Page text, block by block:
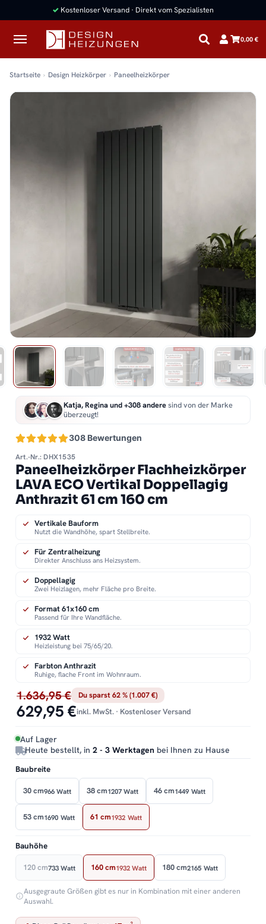
✓ Kostenloser Versand · Direkt vom Spezialisten
0,00 €
Startseite Design Heizkörper Paneelheizkörper
308 Bewertungen
Katja, Regina und +308 anderesind von der Marke
überzeugt!
Art.-Nr.: DHX1535
Paneelheizkörper Flachheizkörper
LAVA ECO Vertikal Doppellagig
Anthrazit 61 cm 160 cm
1.636,95 € Du sparst 62 % (1.007 €)
629,95 €inkl. MwSt. · Kostenloser Versand
Auf Lager
Heute bestellt, in 2 - 3 Werktagen bei Ihnen zu Hause
Vertikale Bauform
Nutzt die Wandhöhe, spart Stellbreite.
Für Zentralheizung
Direkter Anschluss ans Heizsystem.
Doppellagig
Zwei Heizlagen, mehr Fläche pro Breite.
Format 61x160 cm
Passend für Ihre Wandfläche.
1932 Watt
Heizleistung bei 75/65/20.
Farbton Anthrazit
Ruhige, flache Front im Wohnraum.
Baubreite
30 cm966 Watt 38 cm1207 Watt 46 cm1449 Watt
53 cm1690 Watt 61 cm1932 Watt
Bauhöhe
120 cm733 Watt 160 cm1932 Watt 180 cm2165 Watt
Ausgegraute Größen gibt es nur in Kombination mit einer anderen
Auswahl.